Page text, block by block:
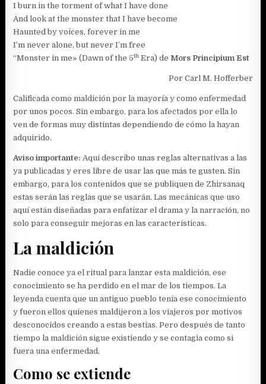
I burn in the torment of what I have done
And look at the monster that I have become
Haunted by voices, forever in me
I’m never alone, but never I’m free
“Monster in me» (Dawn of the 5th Era) de Mors Principium Est
Por Carl M. Hofferber
Calificada como maldición por la mayoría y como enfermedad
por unos pocos. Sin embargo, para los afectados por ella lo
ven de formas muy distintas dependiendo de cómo la hayan
adquirido.
Aviso importante: Aquí describo unas reglas alternativas a las
ya publicadas y eres libre de usar las que más te gusten. Sin
embargo, para los contenidos que se publiquen de Zhirsanaq
estas serán las reglas que se usarán. Las mecánicas que uso
aquí están diseñadas para enfatizar el drama y la narración, no
solo para conseguir mejoras en las características.
La maldición
Nadie conoce ya el ritual para lanzar esta maldición, ese
conocimiento se ha perdido en el mar de los tiempos. La
leyenda cuenta que un antiguo pueblo tenía ese conocimiento
y fueron ellos quienes maldijeron a los viajeros por motivos
desconocidos creando a estas bestias. Pero después de tanto
tiempo la maldición sigue existiendo y se contagia como si
fuera una enfermedad.
Como se extiende